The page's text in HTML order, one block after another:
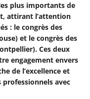
plus importants de
attirant l’attention
: le congrès des
et le congrès des
Ces deux
engagement envers
de l’excellence et
avec